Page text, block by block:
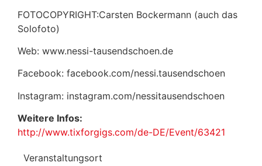
FOTOCOPYRIGHT:Carsten Bockermann (auch das
Solofoto)
Web: www.nessi-tausendschoen.de
Facebook: facebook.com/nessi.tausendschoen
Instagram: instagram.com/nessitausendschoen
Weitere Infos:
http://www.tixforgigs.com/de-DE/Event/63421
Veranstaltungsort